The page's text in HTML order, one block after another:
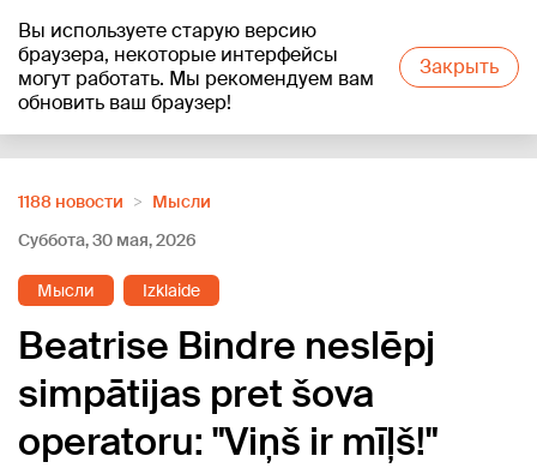
Вы используете старую версию
браузера, некоторые интерфейсы
могут работать. Мы рекомендуем вам
обновить ваш браузер!
Закрыть
+24°C
1188 новости
Мысли
Суббота, 30 мая, 2026
Мысли Izklaide
Beatrise Bindre neslēpj
simpātijas pret šova
operatoru: "Viņš ir mīļš!"